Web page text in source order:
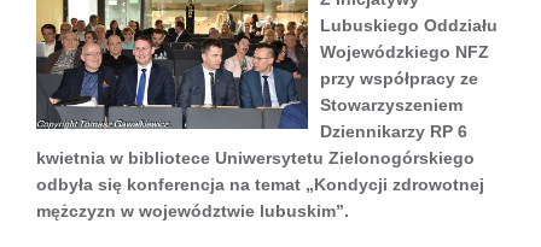
Lubuskiego Oddziału
Wojewódzkiego NFZ
przy współpracy ze
Stowarzyszeniem
Dziennikarzy RP 6
kwietnia w bibliotece Uniwersytetu Zielonogórskiego
odbyła się konferencja na temat „Kondycji zdrowotnej
mężczyzn w województwie lubuskim”.